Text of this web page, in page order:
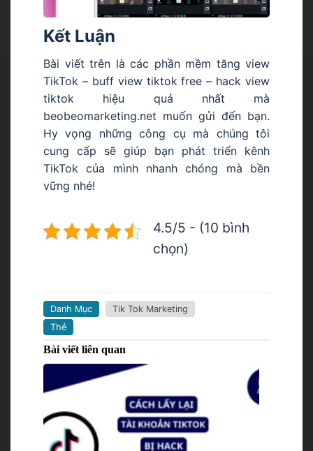
Kết Luận
Bài viết trên là các phần mềm tăng view
TikTok – buff view tiktok free – hack view
tiktok hiệu quả nhất mà
beobeomarketing.net muốn gửi đến bạn.
Hy vọng những công cụ mà chúng tôi
cung cấp sẽ giúp bạn phát triển kênh
TikTok của mình nhanh chóng mà bền
vững nhé!
4.5/5 - (10 bình
chọn)
Danh Mục
Tik Tok Marketing
Thẻ
Bài viết liên quan